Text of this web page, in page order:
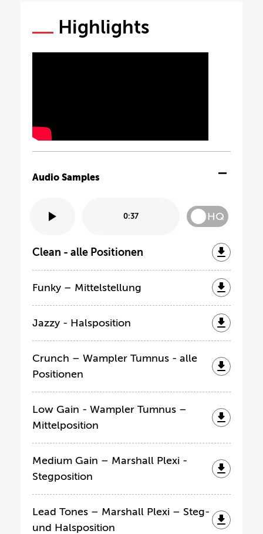
Highlights
Audio Samples
0:37 HQ
Clean - alle Positionen
Funky – Mittelstellung
Jazzy - Halsposition
Crunch – Wampler Tumnus - alle
Positionen
Low Gain - Wampler Tumnus –
Mittelposition
Medium Gain – Marshall Plexi -
Stegposition
Lead Tones – Marshall Plexi – Steg-
und Halsposition